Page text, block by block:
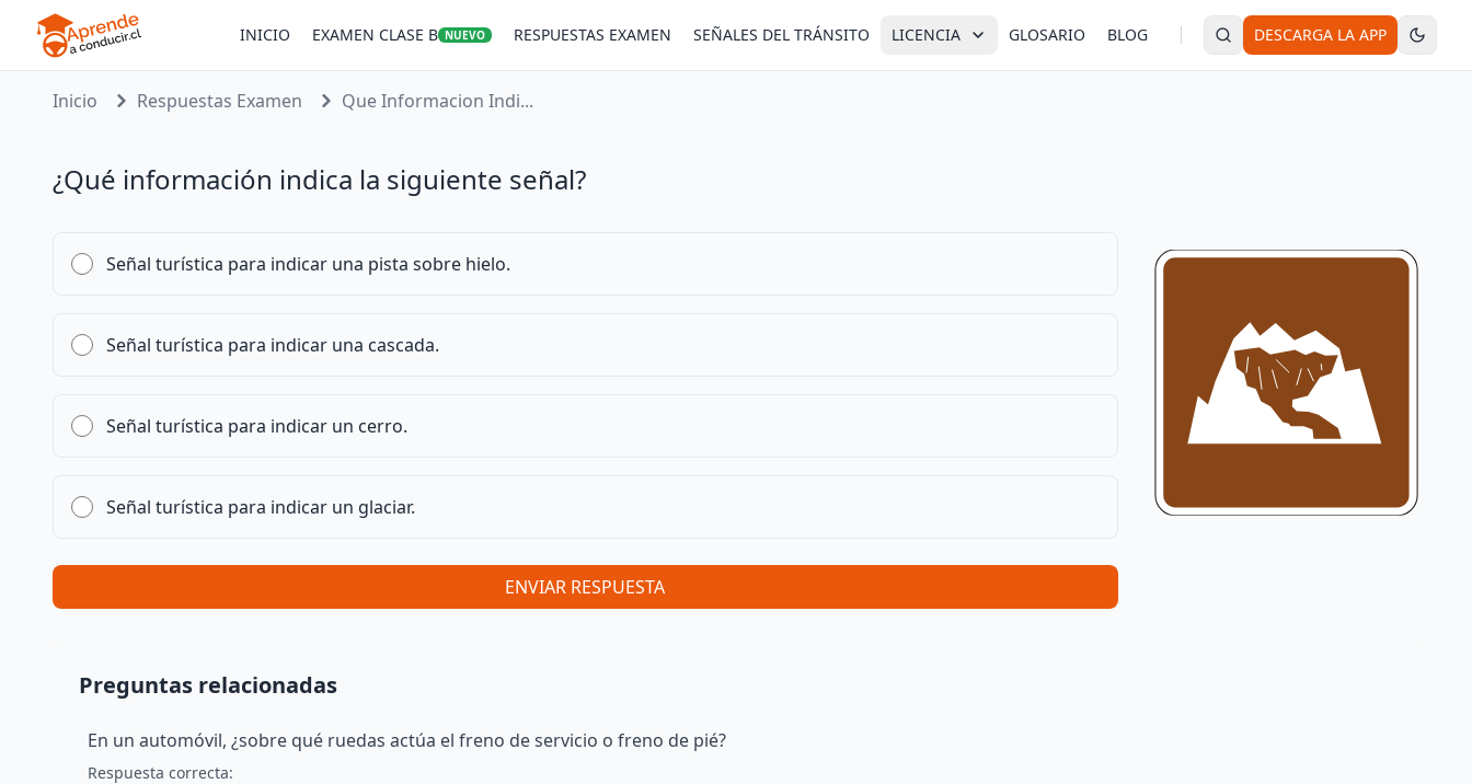
INICIO EXAMEN CLASE B NUEVO RESPUESTAS EXAMEN SEÑALES DEL TRÁNSITO LICENCIA GLOSARIO BLOG DESCARGA LA APP
Inicio Respuestas Examen Que Informacion Indi...
¿Qué información indica la siguiente señal?
Señal turística para indicar una pista sobre hielo.
Señal turística para indicar una cascada.
Señal turística para indicar un cerro.
Señal turística para indicar un glaciar.
ENVIAR RESPUESTA
Preguntas relacionadas
En un automóvil, ¿sobre qué ruedas actúa el freno de servicio o freno de pié?
Respuesta correcta: